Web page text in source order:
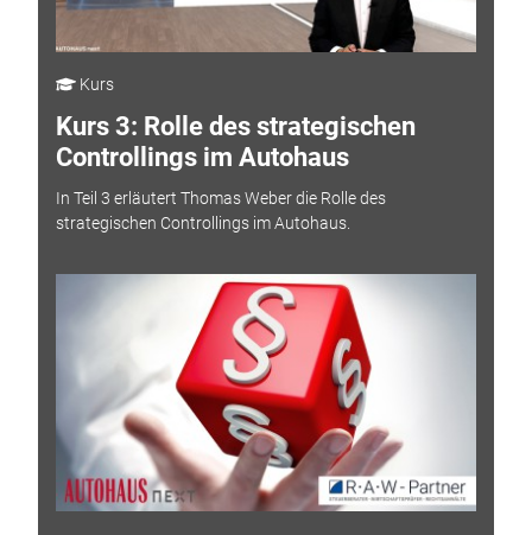
Kurs
Kurs 3: Rolle des strategischen
Controllings im Autohaus
In Teil 3 erläutert Thomas Weber die Rolle des
strategischen Controllings im Autohaus.